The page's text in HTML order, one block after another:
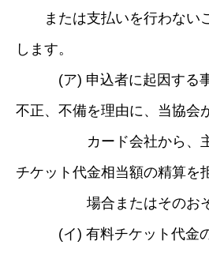
または支払いを行わない
します。
(ア) 申込者に起因する事
不正、不備を理由に、当協会
カード会社から、主催
チケット代金相当額の精算を
場合またはそのおそ
(イ) 有料チケット代金の